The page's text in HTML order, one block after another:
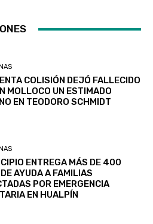
COLISIÓN DEJÓ FALLECIDO
MOLLOCO UN ESTIMADO
EN TEODORO SCHMIDT
ENTREGA MÁS DE 400
AYUDA A FAMILIAS
POR EMERGENCIA
EN HUALPÍN